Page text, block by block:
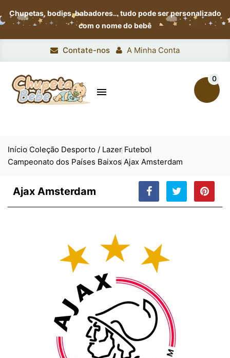
Chupetas, bodies, babadores…tudo pode ser personalizado
com o nome do bebê
Contate-nos A Minha Conta

0
Início Coleção Desporto / Lazer Futebol
Campeonato dos Países Baixos Ajax Amsterdam
Ajax Amsterdam